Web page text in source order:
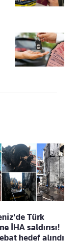
Türk
İHA saldırısı!
hedef alındı